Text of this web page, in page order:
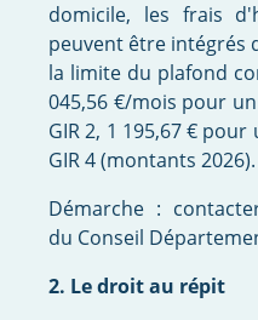
domicile, les frais
peuvent être intégrés
la limite du plafond
045,56 €/mois pour
GIR 2, 1 195,67 €
GIR 4 (montants 2026).
Démarche :
du Conseil
2. Le droit au répit